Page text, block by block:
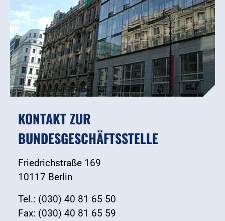
KONTAKT ZUR
BUNDESGESCHÄFTSSTELLE
Friedrichstraße 169
10117 Berlin
Tel.: (030) 40 81 65 50
Fax: (030) 40 81 65 59